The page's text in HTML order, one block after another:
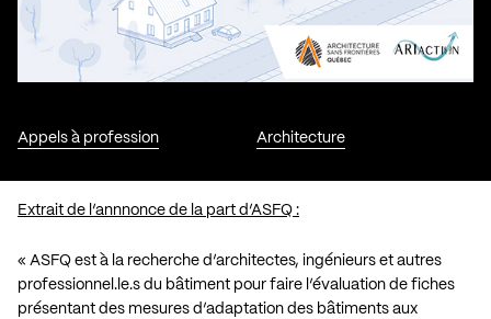
Appels à profession Architecture
Extrait de l’annnonce de la part d’ASFQ :
« ASFQ est à la recherche d’architectes, ingénieurs et autres
professionnel.le.s du bâtiment pour faire l’évaluation de fiches
présentant des mesures d’adaptation des bâtiments aux